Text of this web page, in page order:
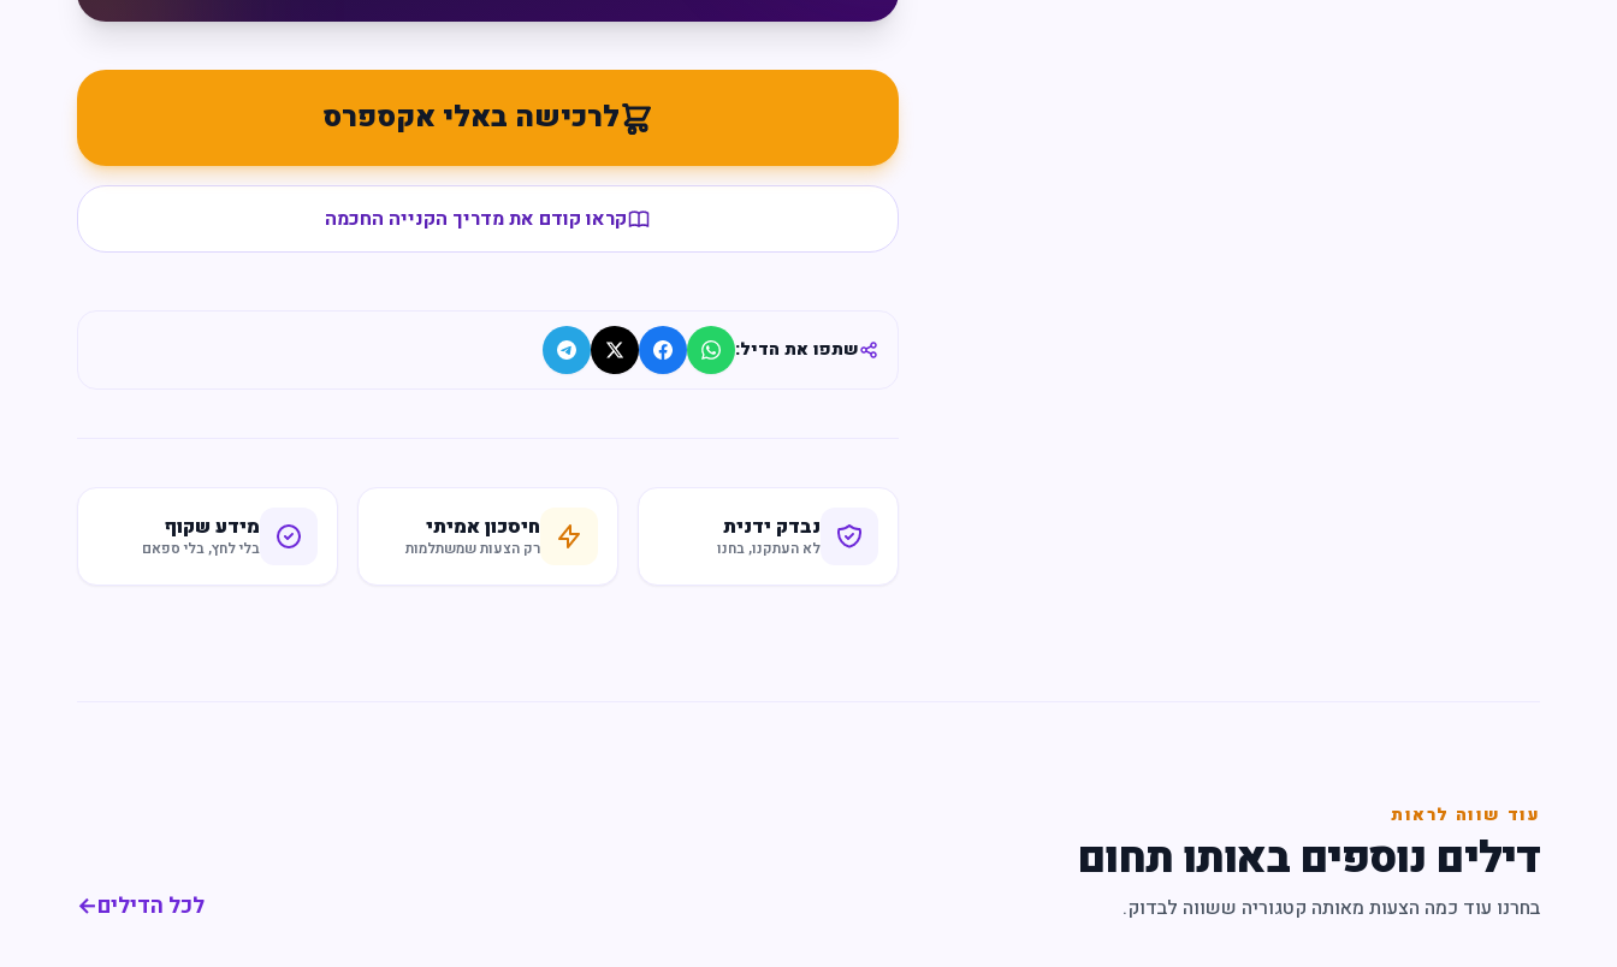
לרכישה באלי אקספרס
קראו קודם את מדריך הקנייה החכמה
שתפו את הדיל:
נבדק ידנית
לא העתקנו, בחנו
חיסכון אמיתי
רק הצעות שמשתלמות
מידע שקוף
בלי לחץ, בלי ספאם
עוד שווה לראות
דילים נוספים באותו תחום
בחרנו עוד כמה הצעות מאותה קטגוריה ששווה לבדוק. לכל הדילים←